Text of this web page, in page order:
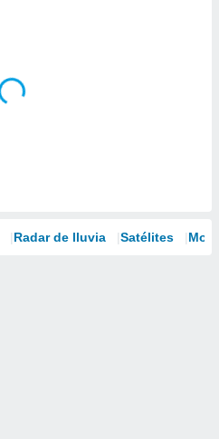
Radar de lluvia Satélites